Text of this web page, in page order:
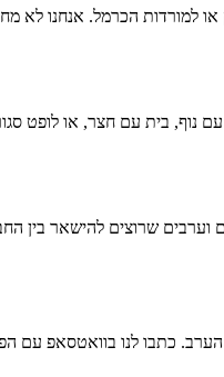
או למורדות הכרמל. אנחנו
בית עם חצר, או לופט
וערבים שרוצים להישאר
כתבו לנו בוואטסאפ עם